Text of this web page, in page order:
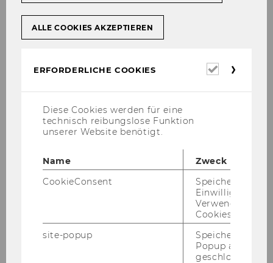
Klara ZWICKL
Associate Professor
klara.zwick­l@wu.ac.at
+43-(0)1- 31336 ext. 5761
More Info
ALLE COOKIES AKZEPTIEREN
ERFORDERLICHE COOKIES
Diese Cookies werden für eine
technisch reibungslose Funktion
unserer Website benötigt.
Name
Zweck
CookieConsent
Speichert Ihre
Einwilligung zur
Verwendung von
Cookies.
site-popup
Speichert ob ein
Popup
geschlossen